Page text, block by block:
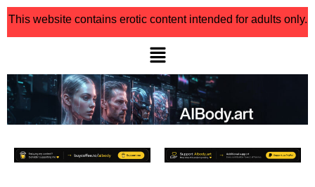
This website contains erotic content intended for adults only.